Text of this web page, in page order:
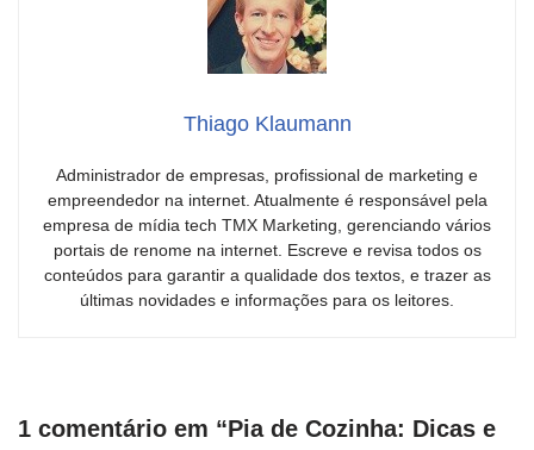
Thiago Klaumann
Administrador de empresas, profissional de marketing e
empreendedor na internet. Atualmente é responsável pela
empresa de mídia tech TMX Marketing, gerenciando vários
portais de renome na internet. Escreve e revisa todos os
conteúdos para garantir a qualidade dos textos, e trazer as
últimas novidades e informações para os leitores.
1 comentário em “Pia de Cozinha: Dicas e